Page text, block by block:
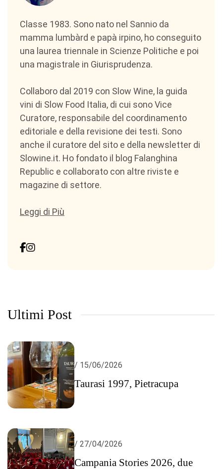
Classe 1983. Sono nato nel Sannio da
mamma lumbàrd e papà irpino, ho conseguito
una laurea triennale in Scienze Politiche e poi
una magistrale in Giurisprudenza.
Collaboro dal 2019 con Slow Wine, la guida
vini di Slow Food Italia, di cui sono Vice
Curatore, responsabile del coordinamento
editoriale e della revisione dei testi. Sono
anche il curatore del sito e della newsletter di
Slowine.it. Ho fondato il blog Falanghina
Republic e collaborato con altre riviste e
magazine di settore.
Leggi di Più
Ultimi Post
/ 15/06/2026
Taurasi 1997, Pietracupa
/ 27/04/2026
Campania Stories 2026, due